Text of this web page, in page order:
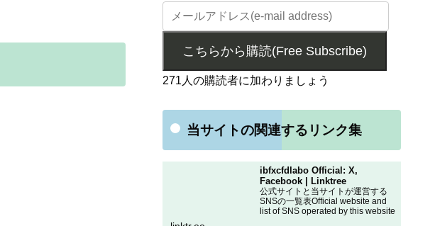
こちらから購読(Free Subscribe)
271人の購読者に加わりましょう
当サイトの関連するリンク集
ibfxcfdlabo Official: X,
Facebook | Linktree
公式サイトと当サイトが運営する
SNSの一覧表Official website and
list of SNS operated by this website